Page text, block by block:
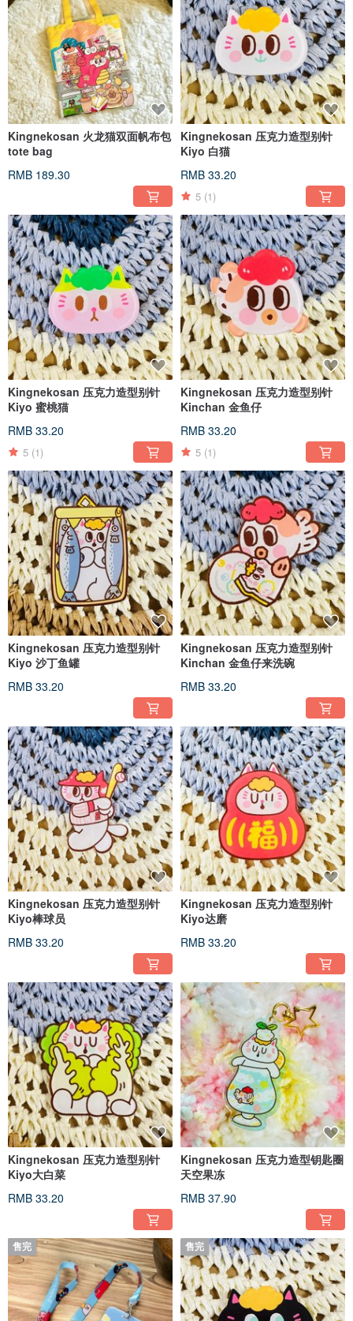
Kingnekosan 火龙猫双面帆布包
tote bag
RMB 189.30
Kingnekosan 压克力造型别针
Kiyo 白猫
RMB 33.20
5 (1)
Kingnekosan 压克力造型别针
Kiyo 蜜桃猫
RMB 33.20
5 (1)
Kingnekosan 压克力造型别针
Kinchan 金鱼仔
RMB 33.20
5 (1)
Kingnekosan 压克力造型别针
Kiyo 沙丁鱼罐
RMB 33.20
Kingnekosan 压克力造型别针
Kinchan 金鱼仔来洗碗
RMB 33.20
Kingnekosan 压克力造型别针
Kiyo棒球员
RMB 33.20
Kingnekosan 压克力造型别针
Kiyo达磨
RMB 33.20
Kingnekosan 压克力造型别针
Kiyo大白菜
RMB 33.20
Kingnekosan 压克力造型钥匙圈
天空果冻
RMB 37.90
售完 售完